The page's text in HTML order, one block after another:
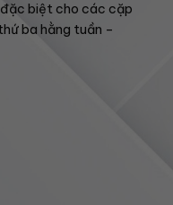
đặc biệt cho các cặp
ba hằng tuần –